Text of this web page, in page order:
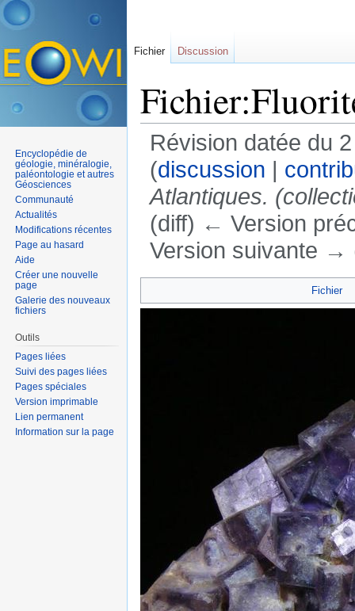
Révision datée du
(discussion |
Atlantiques.
(diff) ← Version
Version suivante →
Fichier
Fichier Discussion
Encyclopédie de
géologie, minéralogie,
paléontologie et autres
Géosciences
Communauté
Actualités
Modifications récentes
Page au hasard
Aide
Créer une nouvelle
page
Galerie des nouveaux
fichiers
Outils
Pages liées
Suivi des pages liées
Pages spéciales
Version imprimable
Lien permanent
Information sur la page